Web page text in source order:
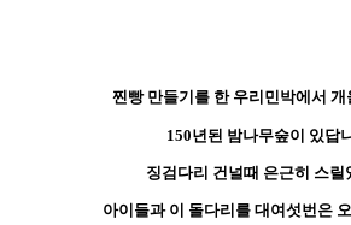
찐빵 만들기를 한 우리민박에서 개
150년된 밤나무숲이 있답
징검다리 건널때 은근히 스릴
아이들과 이 돌다리를 대여섯번은